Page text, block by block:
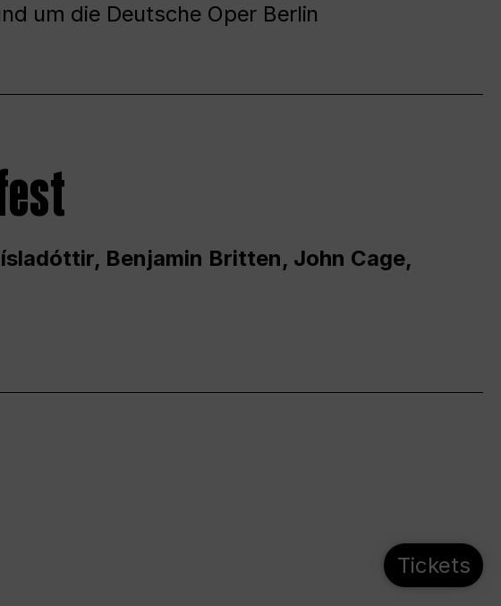
um die Deutsche Oper Berlin
Benjamin Britten, John Cage,
Tickets